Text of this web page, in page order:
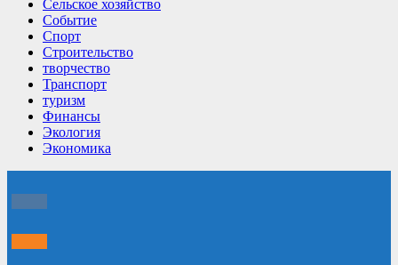
Сельское хозяйство
Событие
Спорт
Строительство
творчество
Транспорт
туризм
Финансы
Экология
Экономика